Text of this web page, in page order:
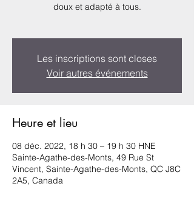
doux et adapté à tous.
Les inscriptions sont closes
Voir autres événements
Heure et lieu
08 déc. 2022, 18 h 30 – 19 h 30 HNE
Sainte-Agathe-des-Monts, 49 Rue St
Vincent, Sainte-Agathe-des-Monts, QC J8C
2A5, Canada